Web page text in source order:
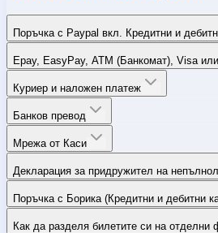
Поръчка с Paypal вкл. Кредитни и
Epay, EasyPay, ATM (Банкомат), Visa
Куриер и наложен платеж
Банков превод
Мрежа от Каси
Декларация за придружител на
Поръчка с Борика (Кредитни и
Как да разделя билетите си на отделни